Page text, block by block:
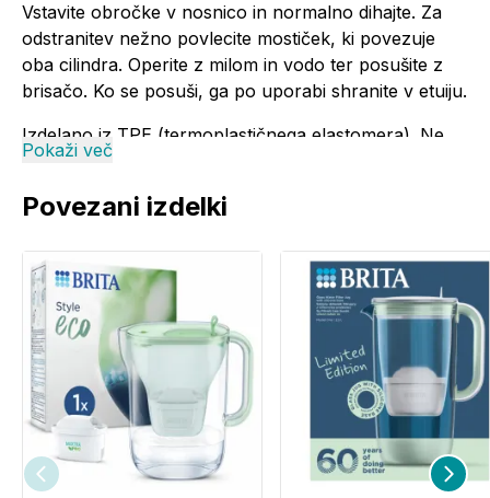
Vstavite obročke v nosnico in normalno dihajte. Za
odstranitev nežno povlecite mostiček, ki povezuje
oba cilindra. Operite z milom in vodo ter posušite z
brisačo. Ko se posuši, ga po uporabi shranite v etuiju.
Izdelano iz TPE (termoplastičnega elastomera). Ne
vsebuje lateksa.
Opozorilo: Hraniti izven dosega otrok.
Pokaži več
Povezani izdelki